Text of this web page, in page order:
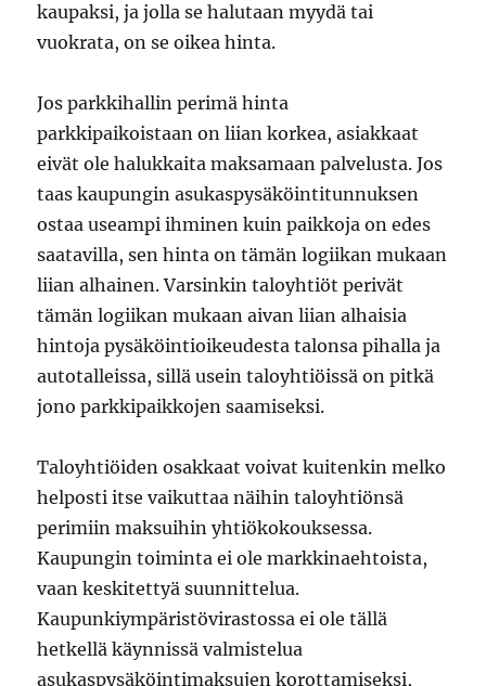
kaupaksi, ja jolla se halutaan myydä tai
vuokrata, on se oikea hinta.
Jos parkkihallin perimä hinta
parkkipaikoistaan on liian korkea, asiakkaat
eivät ole halukkaita maksamaan palvelusta. Jos
taas kaupungin asukaspysäköintitunnuksen
ostaa useampi ihminen kuin paikkoja on edes
saatavilla, sen hinta on tämän logiikan mukaan
liian alhainen. Varsinkin taloyhtiöt perivät
tämän logiikan mukaan aivan liian alhaisia
hintoja pysäköintioikeudesta talonsa pihalla ja
autotalleissa, sillä usein taloyhtiöissä on pitkä
jono parkkipaikkojen saamiseksi.
Taloyhtiöiden osakkaat voivat kuitenkin melko
helposti itse vaikuttaa näihin taloyhtiönsä
perimiin maksuihin yhtiökokouksessa.
Kaupungin toiminta ei ole markkinaehtoista,
vaan keskitettyä suunnittelua.
Kaupunkiympäristövirastossa ei ole tällä
hetkellä käynnissä valmistelua
asukaspysäköintimaksujen korottamiseksi,